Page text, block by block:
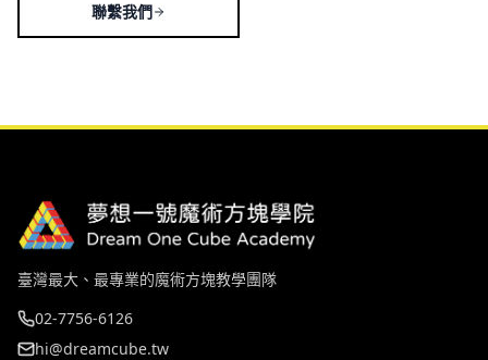
聯繫我們
臺灣最大、最專業的魔術方塊教學團隊
02-7756-6126
hi@dreamcube.tw